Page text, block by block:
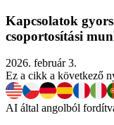
Kapcsolatok
csoportosítási
2026. február 3.
Ez a cikk a következő
AI által angolból